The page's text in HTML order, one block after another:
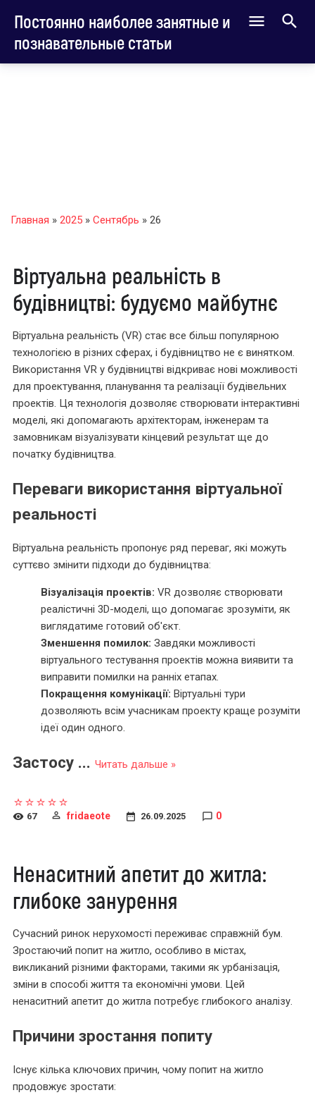
Постоянно наиболее занятные и
познавательные статьи
Главная » 2025 » Сентябрь » 26
Віртуальна реальність в
будівництві: будуємо майбутнє
Віртуальна реальність (VR) стає все більш популярною
технологією в різних сферах, і будівництво не є винятком.
Використання VR у будівництві відкриває нові можливості
для проектування, планування та реалізації будівельних
проектів. Ця технологія дозволяє створювати інтерактивні
моделі, які допомагають архітекторам, інженерам та
замовникам візуалізувати кінцевий результат ще до
початку будівництва.
Переваги використання віртуальної
реальності
Віртуальна реальність пропонує ряд переваг, які можуть
суттєво змінити підходи до будівництва:
Візуалізація проектів: VR дозволяє створювати
реалістичні 3D-моделі, що допомагає зрозуміти, як
виглядатиме готовий об'єкт.
Зменшення помилок: Завдяки можливості
віртуального тестування проектів можна виявити та
виправити помилки на ранніх етапах.
Покращення комунікації: Віртуальні тури
дозволяють всім учасникам проекту краще розуміти
ідеї один одного.
Застосу ... Читать дальше »
67 fridaeote 26.09.2025 0
Ненаситний апетит до житла:
глибоке занурення
Сучасний ринок нерухомості переживає справжній бум.
Зростаючий попит на житло, особливо в містах,
викликаний різними факторами, такими як урбанізація,
зміни в способі життя та економічні умови. Цей
ненаситний апетит до житла потребує глибокого аналізу.
Причини зростання попиту
Існує кілька ключових причин, чому попит на житло
продовжує зростати: